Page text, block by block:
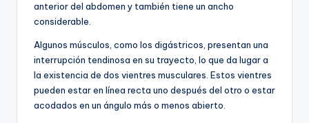
anterior del abdomen y también tiene un ancho
considerable.
Algunos músculos, como los digástricos, presentan una
interrupción tendinosa en su trayecto, lo que da lugar a
la existencia de dos vientres musculares. Estos vientres
pueden estar en línea recta uno después del otro o estar
acodados en un ángulo más o menos abierto.